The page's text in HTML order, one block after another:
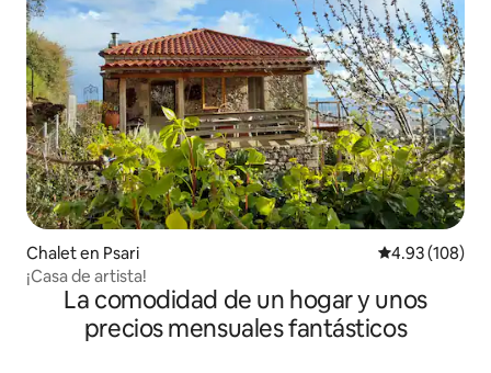
Chalet en Psari Calificación
4.93 (108)
¡Casa de artista!
La comodidad de un hogar y unos
precios mensuales fantásticos